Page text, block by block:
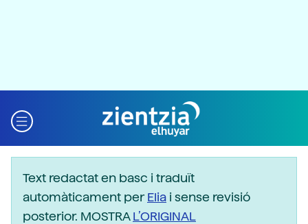
Text redactat en basc i traduït
automàticament perElia i sense revisió
posterior. MOSTRAL’ORIGINAL